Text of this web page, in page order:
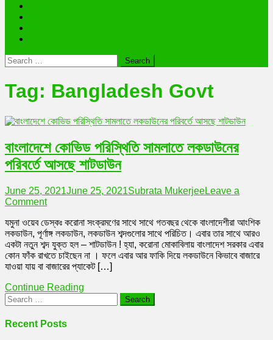
Search
for:
Tag: Bangladesh Govt
বাংলাদেশে কোভিড পরিস্থিতি সামলাতে লকডাউনের
পরিবর্তে আসছে শাটডাউন
June 25, 2021June 25, 2021Subrata MukerjeeLeave a
Commenton
কোভিড
পরিস্থিতি
সামলাতে
লকডাউনের
পরিবর্তে
শাটডাউন
যমুনা ওয়েব ডেস্কঃ করোনা সংক্রমণের সাথে সাথে গতবছর থেকে বাংলাদেশীরা আংশিক
লকডাউন, পূর্ণাঙ্গ লকডাউন, লকডাউন শব্দগুলোর সাথে পরিচিত। এবার তার সাথে আরও
একটা নতুন শব্দ যুক্ত হল – শাটডাউন ! হ্যা, করোনা মোকাবিলায় বাংলাদেশ সরকার এবার
কোন ফাঁক রাখতে চাইছেন না । ফলে এবার আর ফাকি দিয়ে লকডাউনে কিভাবে বাজারে
যাওয়া যায় বা বাজারের প্যাকেট […]
Continue Reading
Search
for:
Recent Posts